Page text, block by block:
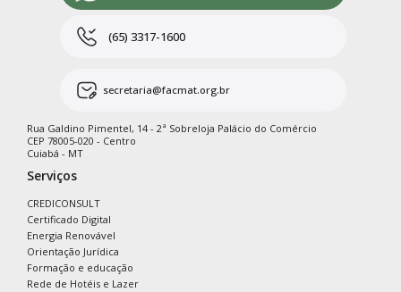
(65) 3317-1600
secretaria@facmat.org.br
Rua Galdino Pimentel, 14 - 2ª Sobreloja Palácio do Comércio
CEP 78005-020 - Centro
Cuiabá - MT
Serviços
CREDICONSULT
Certificado Digital
Energia Renovável
Orientação Jurídica
Formação e educação
Rede de Hotéis e Lazer